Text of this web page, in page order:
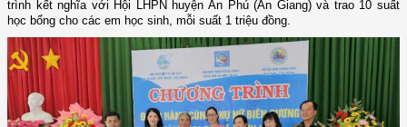
trình kết nghĩa với Hội LHPN huyện An Phú (An Giang) và trao 10 suất
học bổng cho các em học sinh, mỗi suất 1 triệu đồng.